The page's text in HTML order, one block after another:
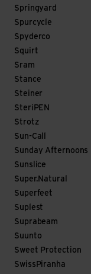
Springyard
Spurcycle
Spyderco
Squirt
Sram
Stance
Steiner
SteriPEN
Strotz
Sun-Call
Sunday Afternoons
Sunslice
Super.Natural
Superfeet
Suplest
Suprabeam
Suunto
Sweet Protection
SwissPiranha